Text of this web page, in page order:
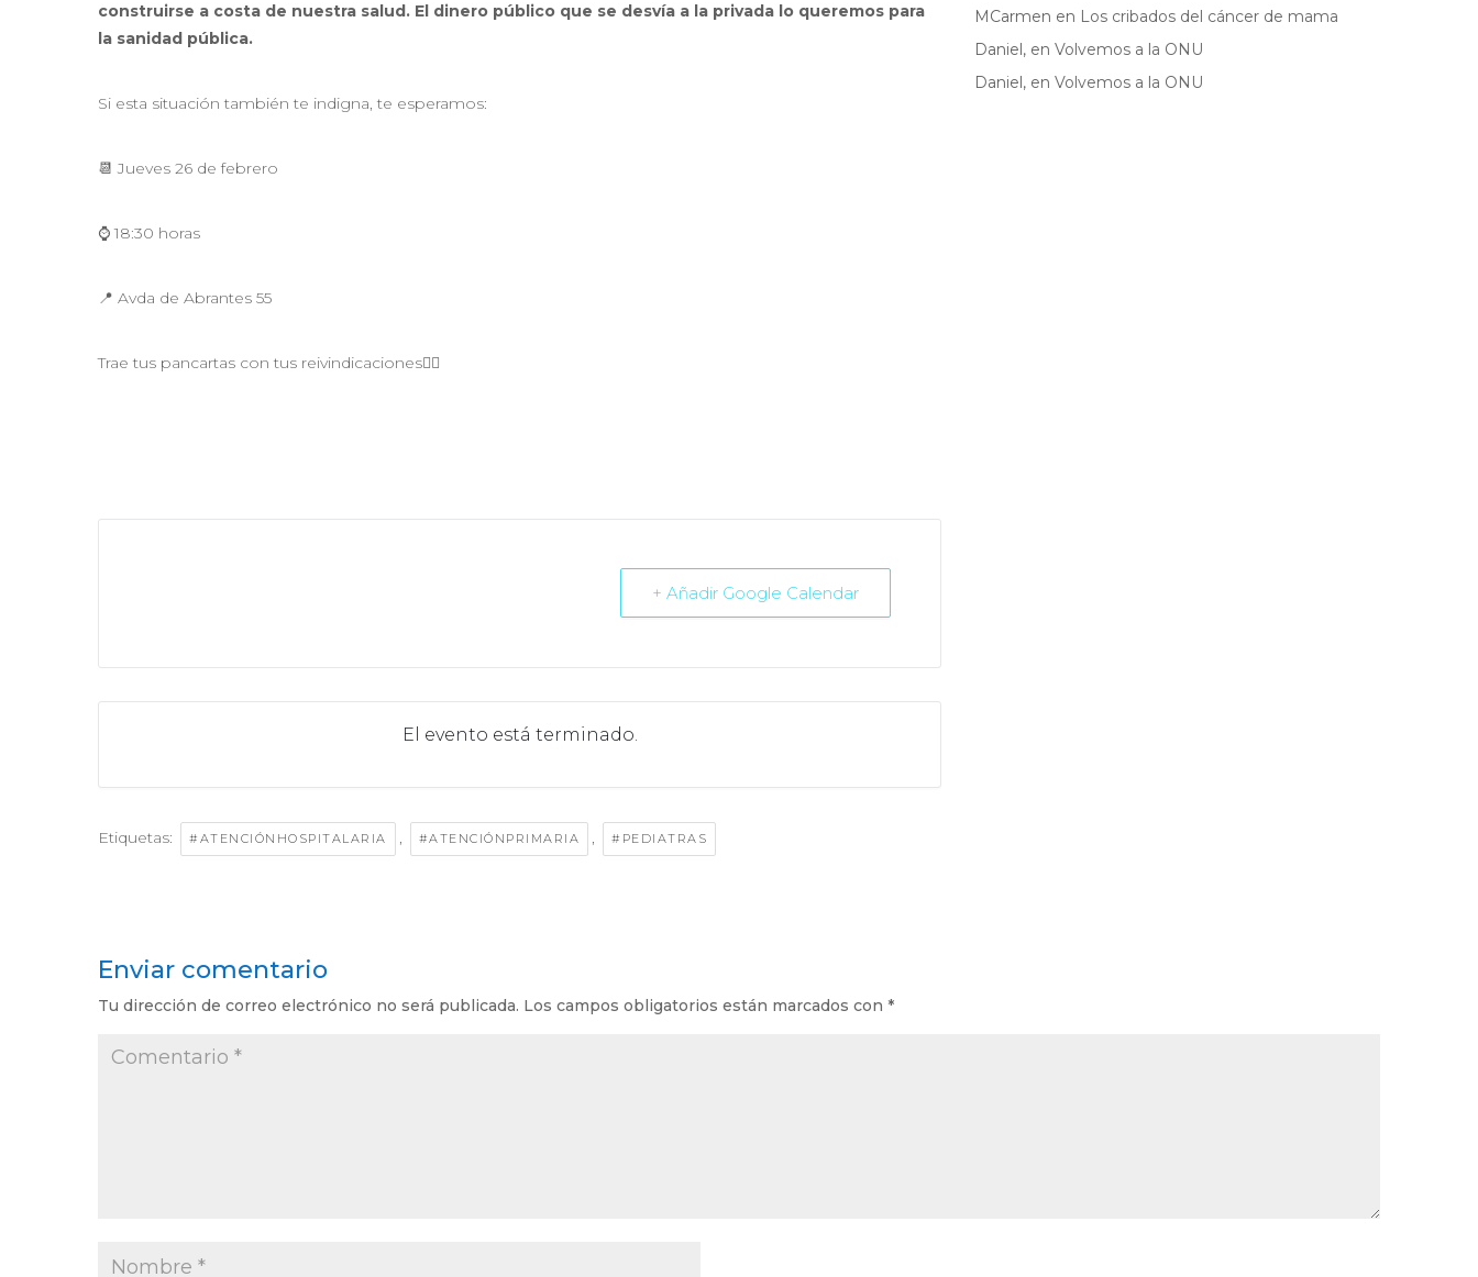
construirse a costa de nuestra salud. El dinero público que se desvía a la privada lo queremos para
la sanidad pública.
Si esta situación también te indigna, te esperamos:
📆 Jueves 26 de febrero
⌚ 18:30 horas
📍 Avda de Abrantes 55
Trae tus pancartas con tus reivindicaciones✊🏾
+ Añadir Google Calendar
El evento está terminado.
Etiquetas: #ATENCIÓNHOSPITALARIA , #ATENCIÓNPRIMARIA , #PEDIATRAS
MCarmen en Los cribados del cáncer de mama
Daniel, enVolvemos a la ONU
Daniel, enVolvemos a la ONU
Enviar comentario
Tu dirección de correo electrónico no será publicada. Los campos obligatorios están marcados con *